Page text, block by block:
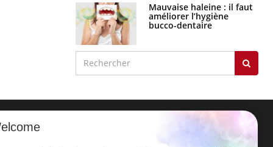
Mauvaise haleine : il faut
améliorer l’hygiène
bucco-dentaire